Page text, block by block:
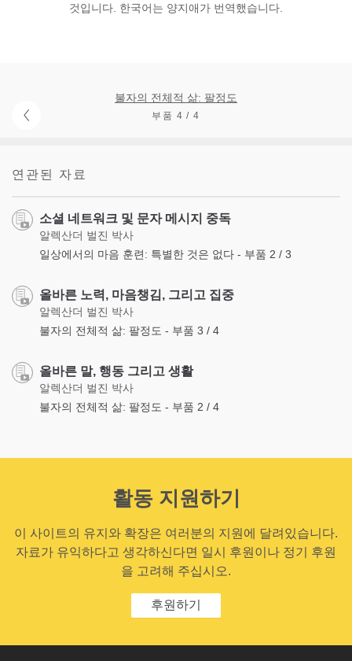
것입니다. 한국어는 양지애가 번역했습니다.
불자의 전체적 삶: 팔정도
부품 4 / 4
연관된 자료
소셜 네트워크 및 문자 메시지 중독
알렉산더 벌진 박사
일상에서의 마음 훈련: 특별한 것은 없다 - 부품 2 / 3
올바른 노력, 마음챙김, 그리고 집중
알렉산더 벌진 박사
불자의 전체적 삶: 팔정도 - 부품 3 / 4
올바른 말, 행동 그리고 생활
알렉산더 벌진 박사
불자의 전체적 삶: 팔정도 - 부품 2 / 4
활동 지원하기
이 사이트의 유지와 확장은 여러분의 지원에 달려있습니다.
자료가 유익하다고 생각하신다면 일시 후원이나 정기 후원
을 고려해 주십시오.
후원하기